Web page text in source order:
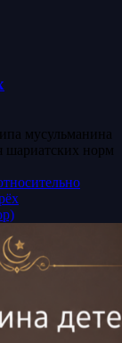
мусульманина
шариатских норм